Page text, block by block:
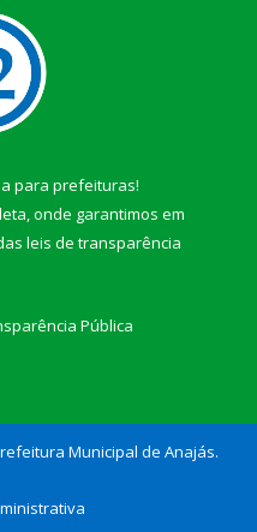
para prefeituras!
onde garantimos em
leis de transparência
Pública
Municipal de Anajás.